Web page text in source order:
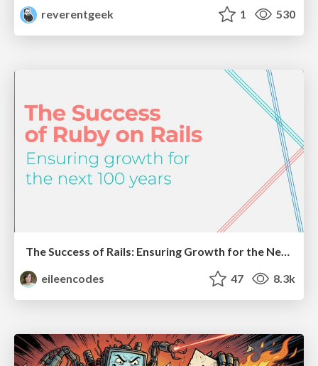
reverentgeek
1 530
The Success of Rails: Ensuring Growth for the Next 100 Years
eileencodes
47 8.3k